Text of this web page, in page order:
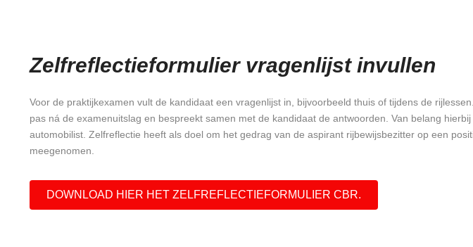
Zelfreflectieformulier vragenlijst invullen
Voor de praktijkexamen vult de kandidaat een vragenlijst in, bijvoorbeeld thuis of tijdens de
pas ná de examenuitslag en bespreekt samen met de kandidaat de antwoorden. Van belang
automobilist. Zelfreflectie heeft als doel om het gedrag van de aspirant rijbewijsbezitter op een
meegenomen.
DOWNLOAD HIER HET ZELFREFLECTIEFORMULIER CBR.